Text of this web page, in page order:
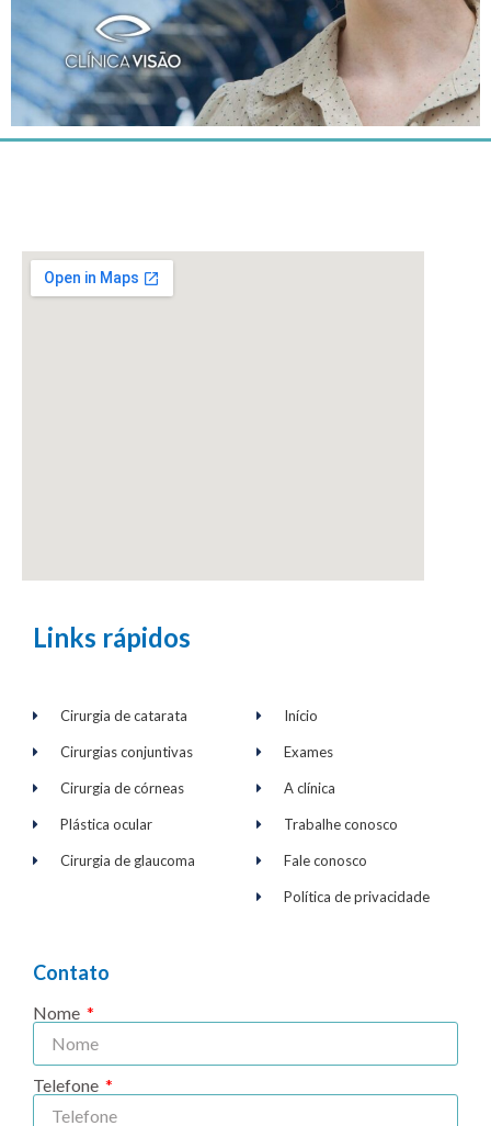
Links rápidos
Cirurgia de catarata
Cirurgias conjuntivas
Cirurgia de córneas
Plástica ocular
Cirurgia de glaucoma
Início
Exames
A clínica
Trabalhe conosco
Fale conosco
Política de privacidade
Contato
Nome
Telefone